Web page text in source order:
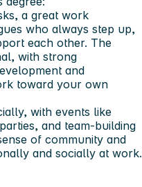
a great work
who always step up,
each other. The
with strong
and
toward your own
with events like
and team-building
of community and
and socially at work.